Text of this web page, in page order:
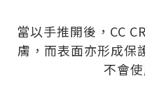
當以手推開後，CC
膚，而表面亦形成保
不會